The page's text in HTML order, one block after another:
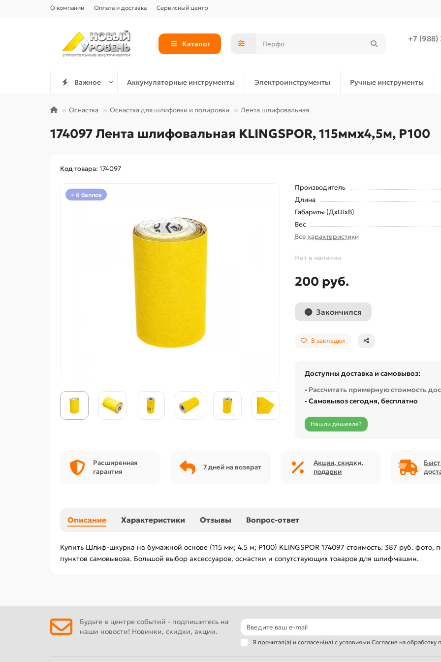
О компании Оплата и доставка Сервисный центр
Каталог
+7 (988)
Важное Аккумуляторные инструменты Электроинструменты Ручные инструменты
Оснастка Оснастка для шлифовки и полировки Лента шлифовальная
174097 Лента шлифовальная KLINGSPOR, 115ммх4,5м, P100
Код товара: 174097
+ 6 баллов
Производитель
Длина
Габариты (ДхШхВ)
Вес
Все характеристики
Нет в наличии
200 руб.
Закончился
В закладки
Доступны доставка и самовывоз:
- Рассчитать примерную стоимость
- Самовывоз сегодня, бесплатно
Нашли дешевле?
Расширенная
гарантия
7 дней на возврат
Акции, скидки,
подарки
Описание Характеристики Отзывы Вопрос-ответ
Купить Шлиф-шкурка на бумажной основе (115 мм; 4.5 м; Р100) KLINGSPOR 174097 стоимость: 387 руб. фото,
пунктов самовывоза. Большой выбор аксессуаров, оснастки и сопутствующих товаров для шлифмашин.
Будьте в центре событий - подпишитесь на
наши новости! Новинки, скидки, акции.
Я прочитал(а) и согласен(на) с условиями Согласие на обработку